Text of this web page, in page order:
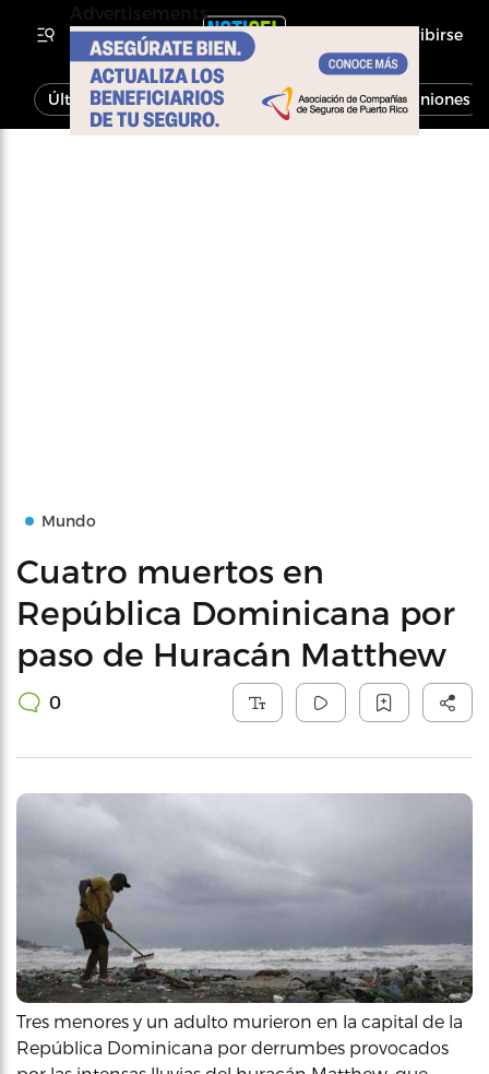
Inscribirse
Última Hora Noticias Economía Opiniones
Mundo
Cuatro muertos en
República Dominicana por
paso de Huracán Matthew
0
Tres menores y un adulto murieron en la capital de la
República Dominicana por derrumbes provocados
Advertisements